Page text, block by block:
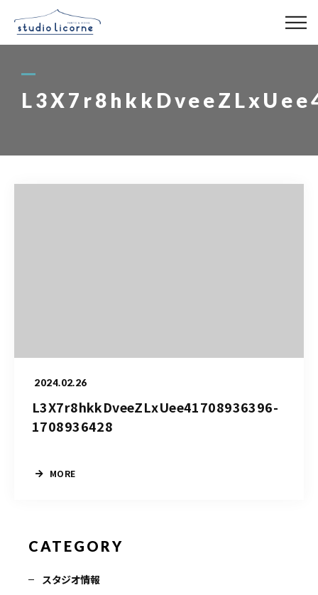
2024.02.26
L3X7r8hkkDveeZLxUee41708936396-
1708936428
MORE
CATEGORY
スタジオ情報
スタジオ検索
090-1260-5732
着信には必ず折り返します。